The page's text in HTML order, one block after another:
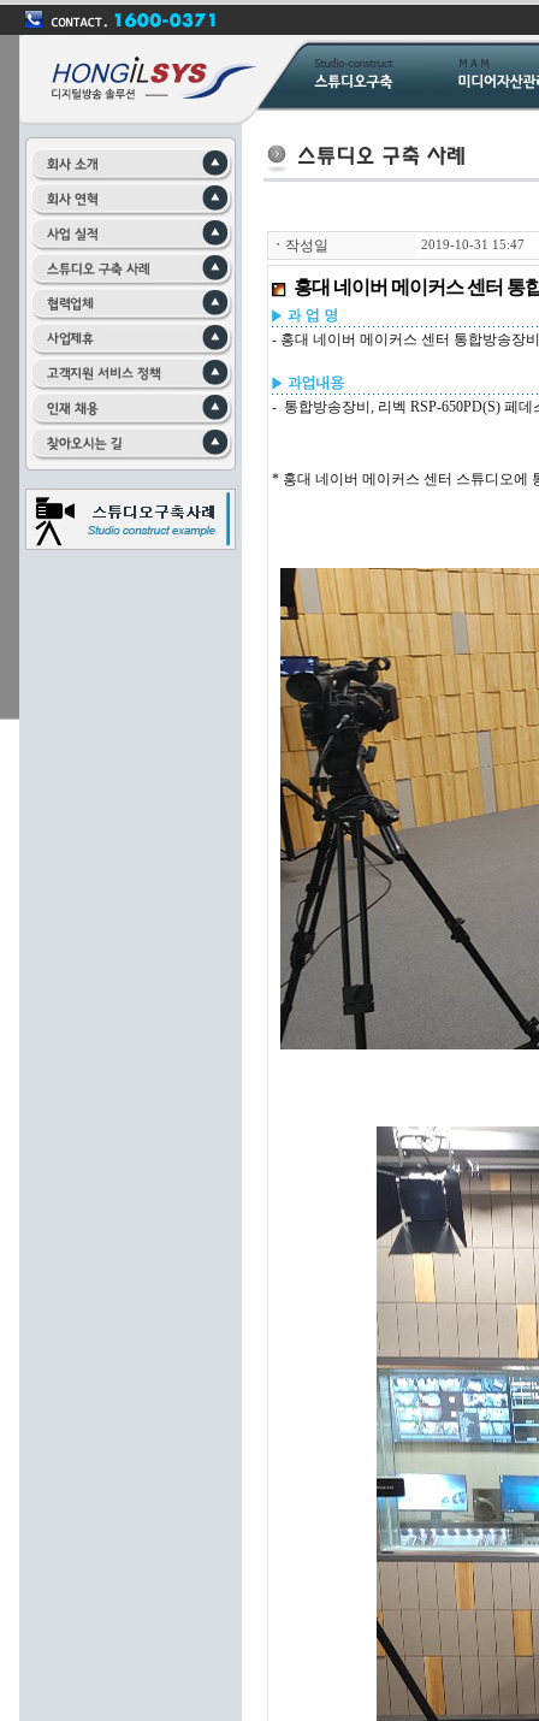
ㆍ 작성일 2019-10-31 15:47
홍대 네이버 메이커스 센터 통
- 홍대 네이버 메이커스 센터 통합방송장
- 통합방송장비, 리벡 RSP-650PD(S) 페데
* 홍대 네이버 메이커스 센터 스튜디오에